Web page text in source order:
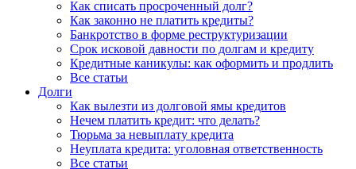
Как списать просроченный долг?
Как законно не платить кредиты?
Банкротство в форме реструктуризации
Срок исковой давности по долгам и кредиту
Кредитные каникулы: как оформить и продлить
Все статьи
Долги
Как вылезти из долговой ямы кредитов
Нечем платить кредит: что делать?
Тюрьма за невыплату кредита
Неуплата кредита: уголовная ответственность
Все статьи